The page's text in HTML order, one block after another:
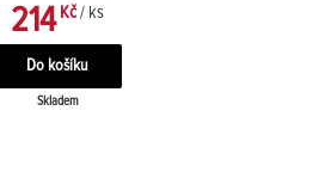
214 Kč / ks
Skladem